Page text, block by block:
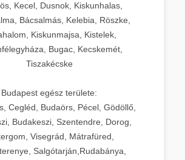
Kecel, Dusnok, Kiskunhalas,
Bácsalmás, Kelebia, Röszke,
Kiskunmajsa, Kistelek,
Bugac, Kecskemét,
Tiszakécske
Budapest egész területe:
Cegléd, Budaörs, Pécel, Gödöllő,
Budakeszi, Szentendre, Dorog,
Visegrád, Mátrafüred,
Salgótarján,Rudabánya,